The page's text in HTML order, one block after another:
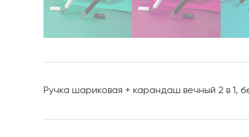
Ручка шариковая + карандаш вечный 2 в 1,